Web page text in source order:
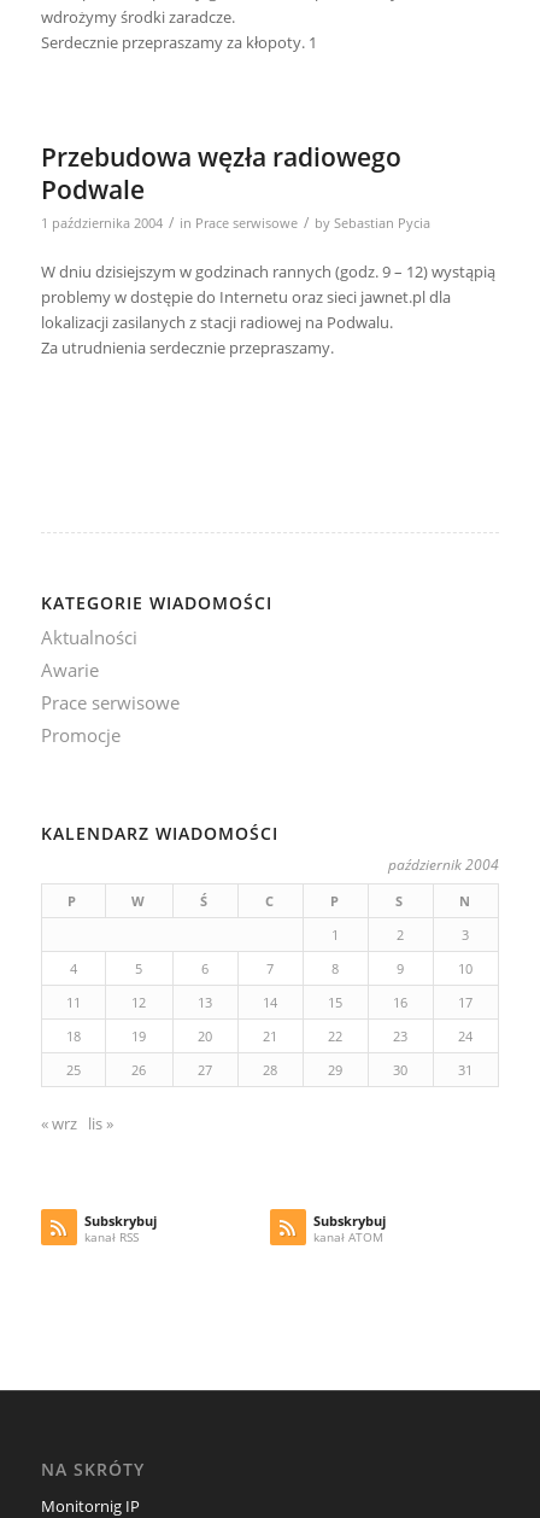
wdrożymy środki zaradcze.
Serdecznie przepraszamy za kłopoty. 1
Przebudowa węzła radiowego
Podwale
1 października 2004 / in Prace serwisowe / by Sebastian Pycia
W dniu dzisiejszym w godzinach rannych (godz. 9 – 12) wystąpią
problemy w dostępie do Internetu oraz sieci jawnet.pl dla
lokalizacji zasilanych z stacji radiowej na Podwalu.
Za utrudnienia serdecznie przepraszamy.
KATEGORIE WIADOMOŚCI
Aktualności
Awarie
Prace serwisowe
Promocje
KALENDARZ WIADOMOŚCI
październik 2004
P W Ś C P S
N
1
2
3
4
5 6 7 8 9
10
11
12 13 14 15 16
17
18
19 20 21 22 23
24
25
26 27 28 29 30 31
« wrz lis »
Subskrybuj
kanał RSS
Subskrybuj
kanał ATOM
NA SKRÓTY
Monitornig IP